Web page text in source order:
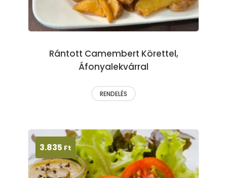
Rántott Camembert Körettel,
Áfonyalekvárral
RENDELÉS
3.835 Ft